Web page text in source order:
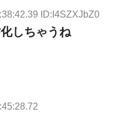
ID:I4SZXJbZ0
しちゃうね